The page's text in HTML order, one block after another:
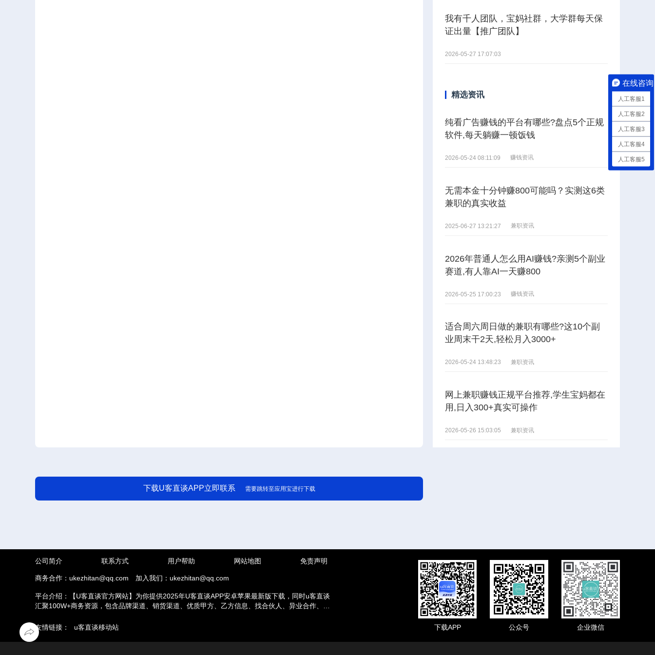
我有千人团队，宝妈社群，大学群每天保
证出量【推广团队】
2026-05-27 17:07:03
精选资讯
纯看广告赚钱的平台有哪些?盘点5个正规
软件,每天躺赚一顿饭钱
2026-05-24 08:11:09 赚钱资讯
无需本金十分钟赚800可能吗？实测这6类
兼职的真实收益
2025-06-27 13:21:27 兼职资讯
2026年普通人怎么用AI赚钱?亲测5个副业
赛道,有人靠AI一天赚800
2026-05-25 17:00:23 赚钱资讯
适合周六周日做的兼职有哪些?这10个副
业周末干2天,轻松月入3000+
2026-05-24 13:48:23 兼职资讯
网上兼职赚钱正规平台推荐,学生宝妈都在
用,日入300+真实可操作
2026-05-26 15:03:05 兼职资讯
下载U客直谈APP立即联系 需要跳转至应用宝进行下载
公司简介 联系方式 用户帮助 网站地图 免责声明
商务合作：ukezhitan@qq.com 加入我们：ukezhitan@qq.com
平台介绍：【U客直谈官方网站】为你提供2025年U客直谈APP安卓苹果最新版下载，同时u客直谈
汇聚100W+商务资源，包含品牌渠道、销货渠道、优质甲方、乙方信息、找合伙人、异业合作、地
友情链接：
u客直谈移动站 下载APP 公众号 企业微信
在线咨询
人工客服1
人工客服2
人工客服3
人工客服4
人工客服5